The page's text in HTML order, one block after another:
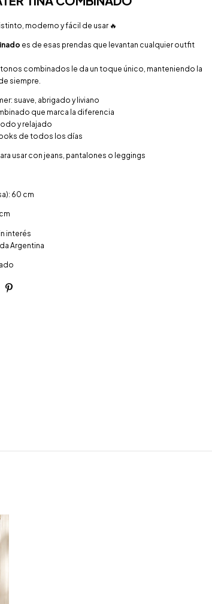
moderno y fácil de usar 🔥
es de esas prendas que levantan cualquier outfit
combinados le da un toque único, manteniendo la
siempre.
suave, abrigado y liviano
que marca la diferencia
y relajado
de todos los días
usar con jeans, pantalones o leggings
60 cm
interés
Argentina